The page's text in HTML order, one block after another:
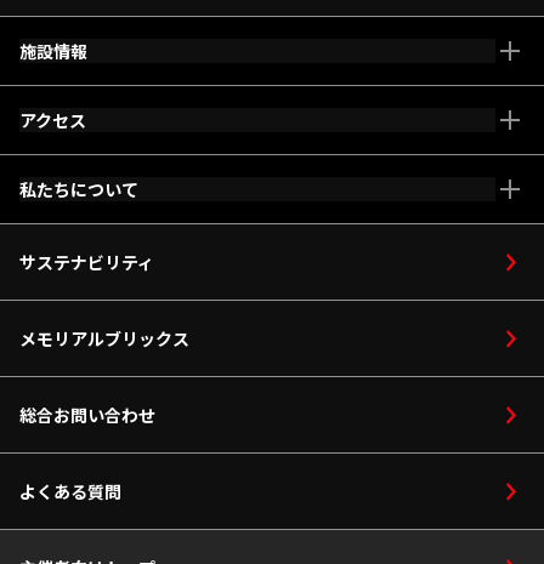
施設情報
施設全体マップ
メインアリーナ
サービス
座席マップ
サブアリーナ
アクセス
車いす・ベビーカー
私たちについて
アリーナコンセプト
採用情報
サステナビリティ
メモリアルブリックス
総合お問い合わせ
よくある質問